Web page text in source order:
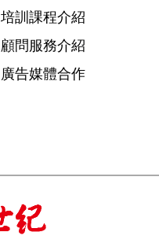
培訓課程介紹
顧問服務介紹
廣告媒體合作